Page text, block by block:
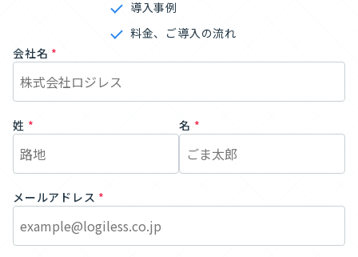
導入事例
料金、ご導入の流れ
会社名 *
姓 * 名 *
メールアドレス *